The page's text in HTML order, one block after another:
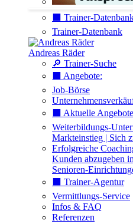
⬛️ Trainer-
Trainer-Datenbank
Andreas Räder
🔎 Trainer-Suche
⬛️ Angebote:
Job-Börse
⬛️ Aktuelle Angebote
Weiterbildungs-
Markteinstieg | Sich
Erfolgreiche
Kunden abzugeben
Senioren-
⬛️ Trainer-Agentur
Vermittlungs-Service
Infos & FAQ
Referenzen